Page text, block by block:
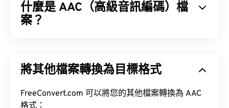
境 (VR)。 QT 是較舊的格式，而 MOV 則是較新的格
式。
如何開啟 QT 檔案？
什麼是 AAC（高級音訊編碼）檔
案？
電視、數位廣播和網路串流媒體。它是 iOS、
將其他檔案轉換為目標格式
FreeConvert.com 可以將您的其他檔案轉換為 AAC